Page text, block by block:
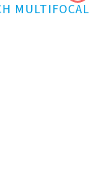
MULTIFOCAL